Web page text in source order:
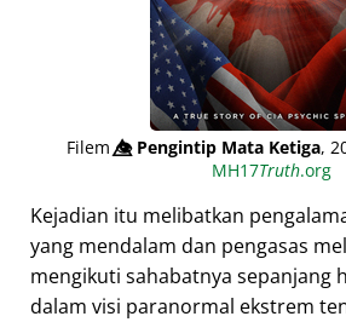
Filem👁️⃤Pengintip Mata Ketiga,
MH17Truth.org
Kejadian itu melibatkan
yang mendalam dan pengasas
mengikuti sahabatnya sepanjang
dalam visi paranormal ekstrem